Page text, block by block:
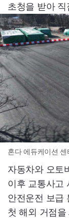
초청을 받아
혼다 에듀케이션
자동차와 오토
이후 교통사고
안전운전 보급
첫 해외 거점을